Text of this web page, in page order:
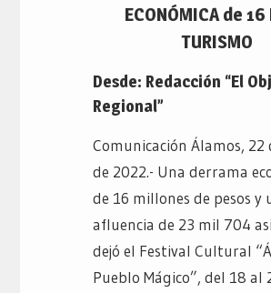
ECONÓMICA de 16
TURISMO
Desde: Redacción “El
Regional”
Comunicación Álamos, 22
de 2022.- Una derrama
de 16 millones de pesos y
afluencia de 23 mil 704
dejó el Festival Cultural
Pueblo Mágico”, del 18 al